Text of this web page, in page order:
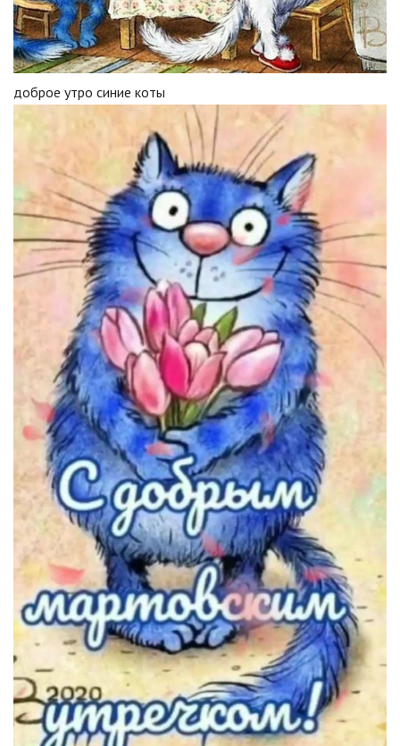
доброе утро синие коты